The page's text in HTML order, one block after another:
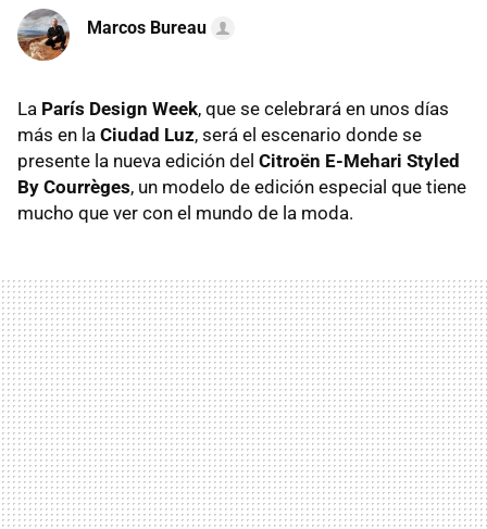
Marcos Bureau
La París Design Week, que se celebrará en unos días
más en la Ciudad Luz, será el escenario donde se
presente la nueva edición del Citroën E-Mehari Styled
By Courrèges, un modelo de edición especial que tiene
mucho que ver con el mundo de la moda.